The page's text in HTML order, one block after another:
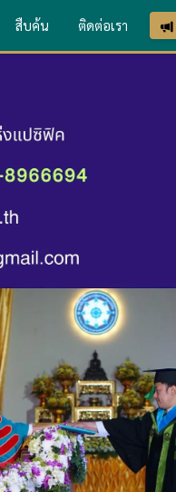
สืบค้น ติดต่อเรา